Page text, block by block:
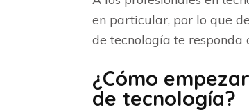
en particular, por lo que
de tecnología te responda
¿Cómo
de tecnología?